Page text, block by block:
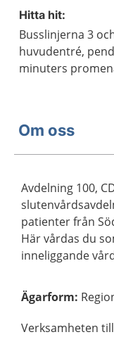
Hitta hit:
Busslinjerna 3
huvudentré,
minuters
Om oss
Avdelning 100,
patienter från
Här vårdas du
inneliggande
Ägarform:
Verksamheten